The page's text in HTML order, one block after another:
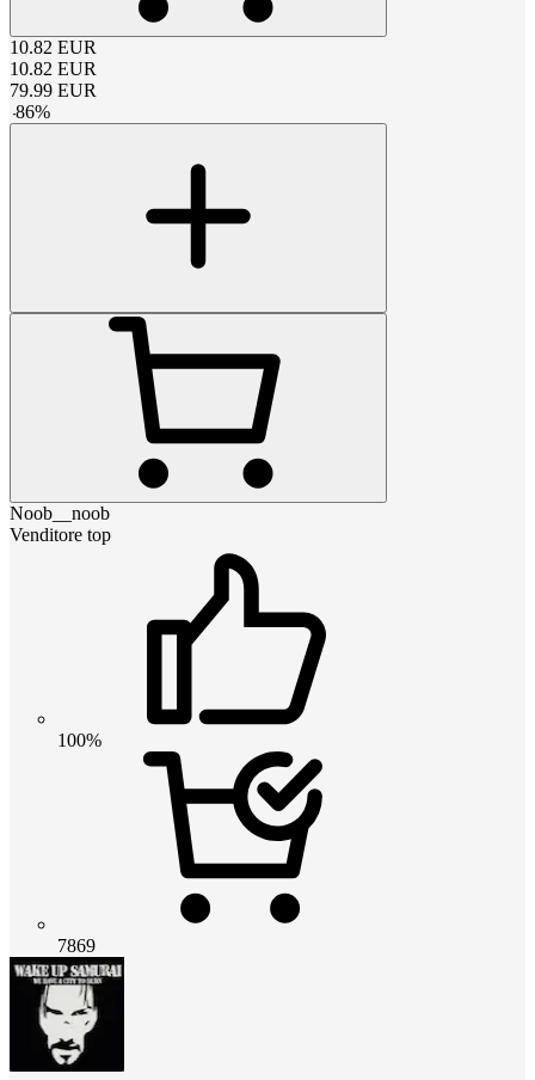
10.82 EUR
10.82 EUR
79.99 EUR
-86%
Noob__noob
Venditore top
100%
7869